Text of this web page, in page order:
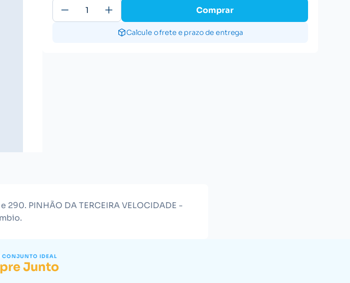
Comprar
Calcule o frete e prazo de entrega
PINHÃO DA TERCEIRA VELOCIDADE -
CONJUNTO IDEAL
Junto